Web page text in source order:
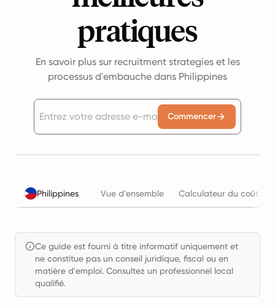
pratiques
En savoir plus sur recruitment strategies et les
processus d'embauche dans Philippines
Commencer
Philippines Vue d'ensemble Calculateur du coût de
Ce guide est fourni à titre informatif uniquement et
ne constitue pas un conseil juridique, fiscal ou en
matière d'emploi. Consultez un professionnel local
qualifié.